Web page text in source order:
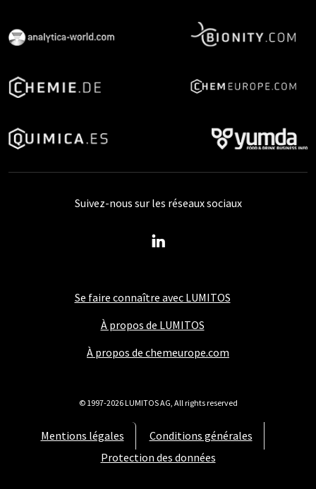
Se faire connaître avec LUMITOS
À propos de LUMITOS
À propos de chemeurope.com
Mentions légales
Conditions générales
Protection des données
Suivez-nous sur les réseaux sociaux
© 1997-2026 LUMITOS AG, All rights reserved